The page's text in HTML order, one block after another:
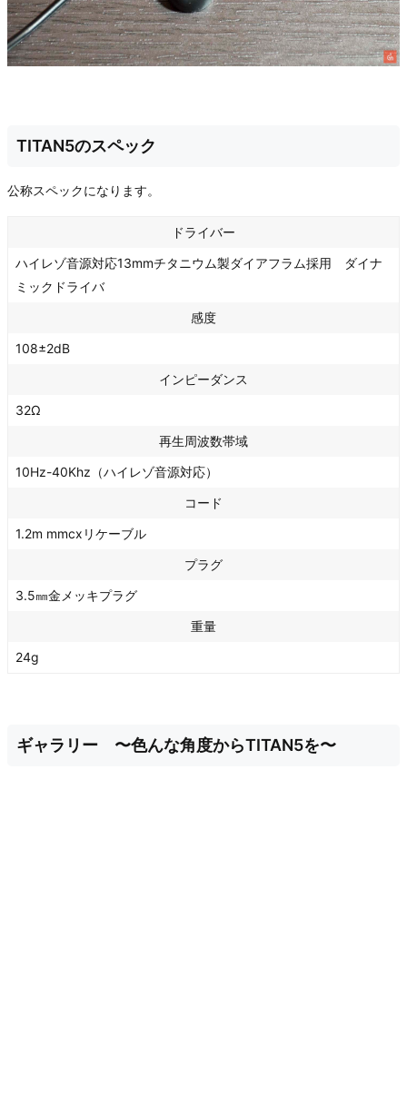
TITAN5のスペック
公称スペックになります。
ドライバー
ハイレゾ音源対応13mmチタニウム製ダイアフラム採用 ダイナ
ミックドライバ
感度
108±2dB
インピーダンス
32Ω
再生周波数帯域
10Hz-40Khz（ハイレゾ音源対応）
コード
1.2m mmcxリケーブル
プラグ
3.5㎜金メッキプラグ
重量
24g
ギャラリー 〜色んな角度からTITAN5を〜